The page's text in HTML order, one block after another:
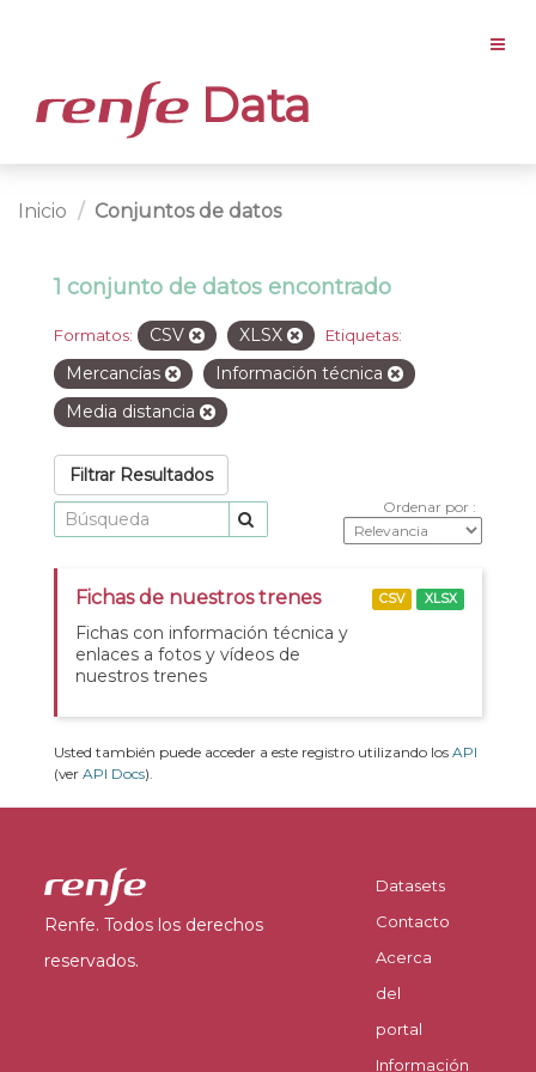
Data
Inicio Conjuntos de datos
1 conjunto de datos encontrado
Formatos: CSV XLSX Etiquetas:
Mercancías
Información técnica
Media distancia
Filtrar Resultados
Ordenar por
Fichas de nuestros trenes
Fichas con información técnica y
enlaces a fotos y vídeos de
nuestros trenes
CSV XLSX
Usted también puede acceder a este registro utilizando los API
(ver API Docs).
Renfe. Todos los derechos
reservados.
Datasets
Contacto
Acerca
del
portal
Información